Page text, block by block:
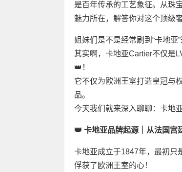
是百年传承的工艺象征。从珠
魅力所在，解答你对这个顶级
姐妹们是不是经常刷到“卡地
其实啊，卡地亚Cartier不仅是
👑！
它不仅为欧洲王室打造皇冠与
品。
今天我们就来深入聊聊：卡地
👑 卡地亚品牌起源｜从法国宫
卡地亚成立于1847年，最初只
俘获了欧洲王室的心！